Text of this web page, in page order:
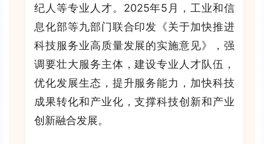
纪人等专业人才。2025年5月，工业和信
息化部等九部门联合印发《关于加快推进
科技服务业高质量发展的实施意见》，强
调要壮大服务主体，建设专业人才队伍，
优化发展生态，提升服务能力，加快科技
成果转化和产业化，支撑科技创新和产业
创新融合发展。